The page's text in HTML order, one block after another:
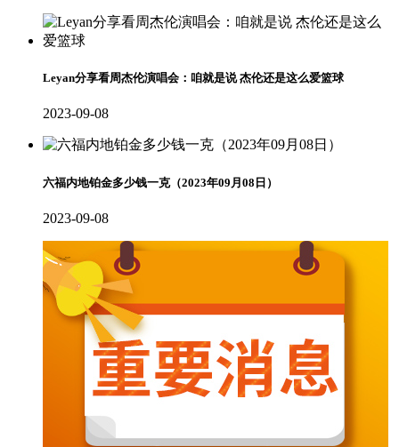
Leyan分享看周杰伦演唱会：咱就是说 杰伦还是这么爱篮球
2023-09-08
六福内地铂金多少钱一克（2023年09月08日）
2023-09-08